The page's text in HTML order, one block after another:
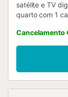
satélite e TV
quarto com 1
e à paisagem.
roupa.
Cancelamento